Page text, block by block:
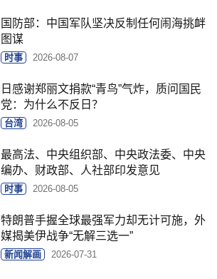
国防部：中国军队坚决反制任何闹海挑衅
图谋
时事 2026-08-07
日感谢郑丽文捐款“青鸟”气炸，质问国民
党：为什么不反日？
台湾 2026-08-05
最高法、中央组织部、中央政法委、中央
编办、财政部、人社部印发意见
时事 2026-08-05
特朗普手握全球最强军力却无计可施，外
媒揭美伊战争“无解三选一”
新闻解画 2026-07-31